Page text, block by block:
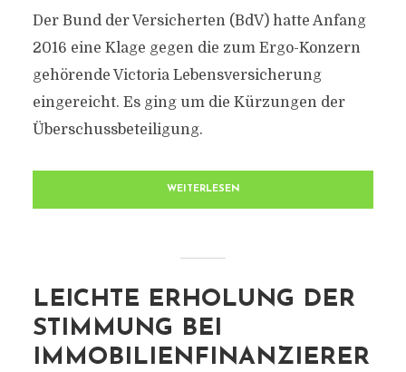
Der Bund der Versicherten (BdV) hatte Anfang
2016 eine Klage gegen die zum Ergo-Konzern
gehörende Victoria Lebensversicherung
eingereicht. Es ging um die Kürzungen der
Überschussbeteiligung.
WEITERLESEN
LEICHTE ERHOLUNG DER
STIMMUNG BEI
IMMOBILIENFINANZIERER